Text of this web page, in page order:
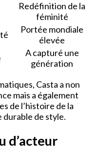
Redéfinition de la
féminité
Portée mondiale
élevée
A capturé une
génération
Casta a non
mais a également
de l’histoire de la
durable de style.
d’acteur